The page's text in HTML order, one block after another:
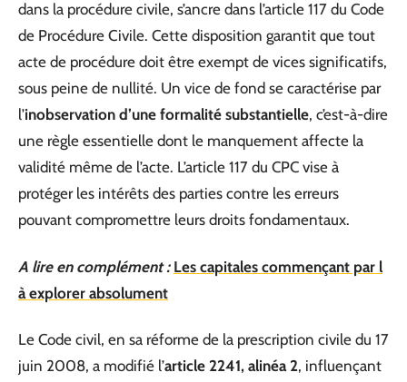
dans la procédure civile, s’ancre dans l’article 117 du Code
de Procédure Civile. Cette disposition garantit que tout
acte de procédure doit être exempt de vices significatifs,
sous peine de nullité. Un vice de fond se caractérise par
l’inobservation d’une formalité substantielle, c’est-à-dire
une règle essentielle dont le manquement affecte la
validité même de l’acte. L’article 117 du CPC vise à
protéger les intérêts des parties contre les erreurs
pouvant compromettre leurs droits fondamentaux.
A lire en complément : Les capitales commençant par l
à explorer absolument
Le Code civil, en sa réforme de la prescription civile du 17
juin 2008, a modifié l’article 2241, alinéa 2, influençant